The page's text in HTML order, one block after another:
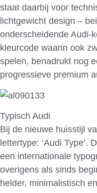
staat daarbij voor
lichtgewicht design –
onderscheidende Audi-
kleurcode waarin ook
spelen, benadrukt nog
progressieve premium
Typisch Audi
Bij de nieuwe huisstijl
lettertype: ‘Audi Type’.
een internationale
overigens als sinds
helder, minimalistisch